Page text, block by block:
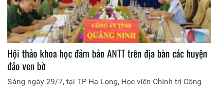
Hội thảo khoa học đảm bảo ANTT trên địa bàn các huyện
đảo ven bờ
Sáng ngày 29/7, tại TP Hạ Long, Học viện Chính trị Công